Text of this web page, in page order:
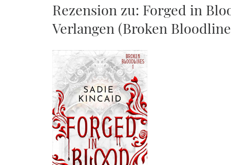
Rezension zu: Forged in
Verlangen (Broken